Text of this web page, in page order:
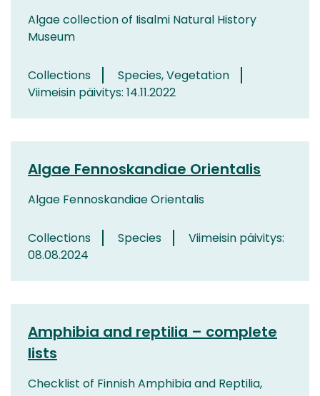
Algae collection of Iisalmi Natural History
Museum
Collections
Species, Vegetation
Viimeisin päivitys: 14.11.2022
Algae Fennoskandiae Orientalis
Algae Fennoskandiae Orientalis
Collections Species
Viimeisin päivitys:
08.08.2024
Amphibia and reptilia – complete
lists
Checklist of Finnish Amphibia and Reptilia,